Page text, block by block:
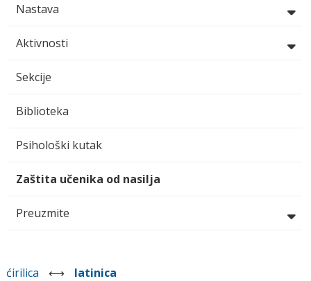
Nastava
Aktivnosti
Sekcije
Biblioteka
Psihološki kutak
Zaštita učenika od nasilja
Preuzmite
ćirilica ⟷ latinica